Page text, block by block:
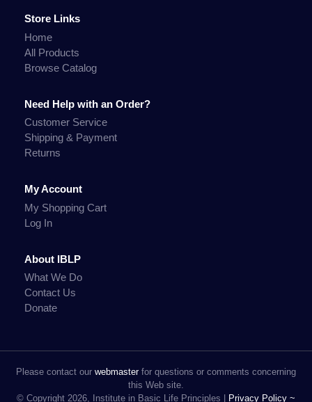
Store Links
Home
All Products
Browse Catalog
Need Help with an Order?
Customer Service
Shipping & Payment
Returns
My Account
My Shopping Cart
Log In
About IBLP
What We Do
Contact Us
Donate
Please contact our webmasterfor questions or comments concerning
this Web site.
© Copyright 2026, Institute in Basic Life Principles |
Privacy Policy ~